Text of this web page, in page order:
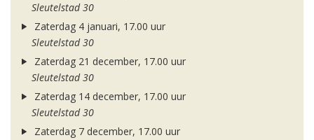
Sleutelstad 30
Zaterdag 4 januari, 17.00 uur
Sleutelstad 30
Zaterdag 21 december, 17.00 uur
Sleutelstad 30
Zaterdag 14 december, 17.00 uur
Sleutelstad 30
Zaterdag 7 december, 17.00 uur